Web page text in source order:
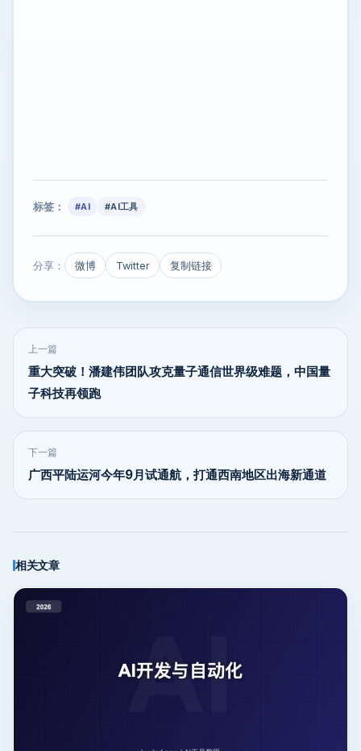
标签： #AI #AI工具
分享： 微博 Twitter 复制链接
上一篇
重大突破！潘建伟团队攻克量子通信世界级难题，中国量
子科技再领跑
下一篇
广西平陆运河今年9月试通航，打通西南地区出海新通道
相关文章